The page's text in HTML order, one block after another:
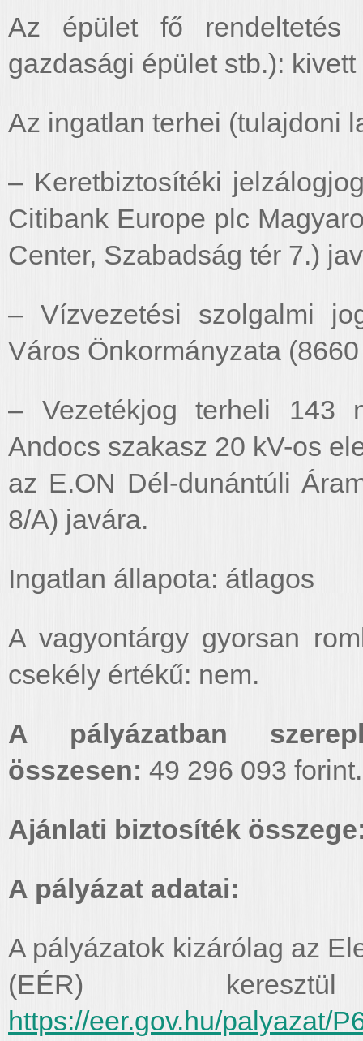
Az épület fő rendeltetés
gazdasági épület stb.):
Az ingatlan terhei (tulajdoni
– Keretbiztosítéki
Citibank Europe plc
Center, Szabadság tér 7.)
– Vízvezetési szolgalmi
Város Önkormányzata
– Vezetékjog terheli 143
Andocs szakasz 20 kV-os
az E.ON Dél-dunántúli
8/A) javára.
Ingatlan állapota: átlagos
A vagyontárgy gyorsan
csekély értékű: nem.
A pályázatban
összesen: 49 296 093 forint.
Ajánlati biztosíték
A pályázat adatai:
A pályázatok kizárólag az
(EÉR)
https://eer.gov.hu/palyazat/